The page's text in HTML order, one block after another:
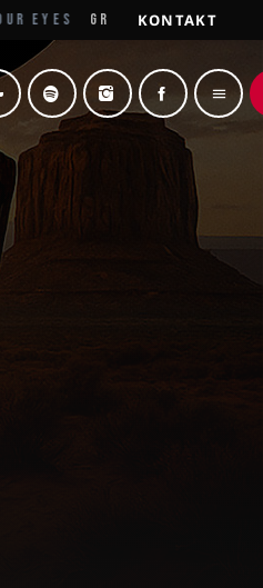
GRÜSSE AUS DEM NORDEN
KONTAKT
menu